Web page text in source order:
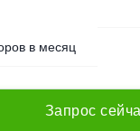
в месяц
Запрос сейча